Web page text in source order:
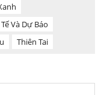
Và Dự Báo
Thiên Tai